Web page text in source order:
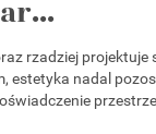
rzadziej projektuje
estetyka nadal